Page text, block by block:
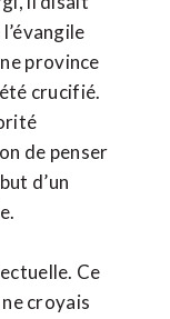
province
crucifié.
de penser
d’un
Ce
croyais